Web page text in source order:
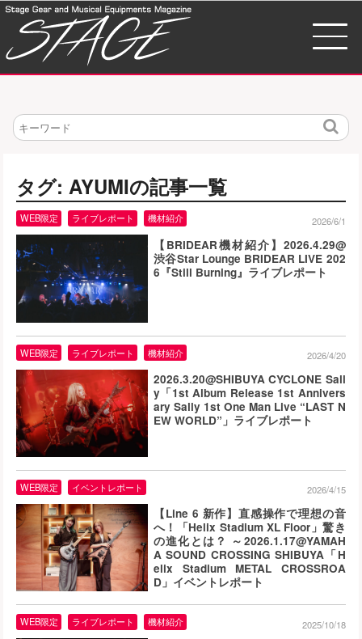
検
タグ: AYUMIの記事一覧
【BRIDEAR機材紹介】2026.4.29@
渋谷Star Lounge BRIDEAR LIVE 202
6『Still Burning』ライブレポート
WEB限定 ライブレポート 機材紹介 2026/6/1
2026.3.20@SHIBUYA CYCLONE Sall
y「1st Album Release 1st Annivers
ary Sally 1st One Man Live “LAST N
EW WORLD”」ライブレポート
WEB限定 ライブレポート 機材紹介 2026/4/20
【Line 6 新作】直感操作で理想の音
へ！「Helix Stadium XL Floor」驚き
の進化とは？ ～2026.1.17@YAMAH
A SOUND CROSSING SHIBUYA「H
elix Stadium METAL CROSSROA
D」イベントレポート
WEB限定 イベントレポート 2026/4/15
WEB限定 ライブレポート 機材紹介 2025/10/18